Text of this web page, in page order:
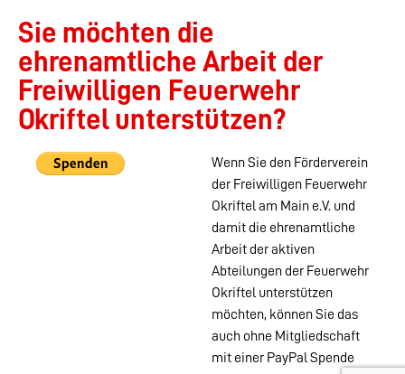
Sie möchten die
ehrenamtliche Arbeit der
Freiwilligen Feuerwehr
Okriftel unterstützen?
Wenn Sie den Förderverein
der Freiwilligen Feuerwehr
Okriftel am Main e.V. und
damit die ehrenamtliche
Arbeit der aktiven
Abteilungen der Feuerwehr
Okriftel unterstützen
möchten, können Sie das
auch ohne Mitgliedschaft
mit einer PayPal Spende